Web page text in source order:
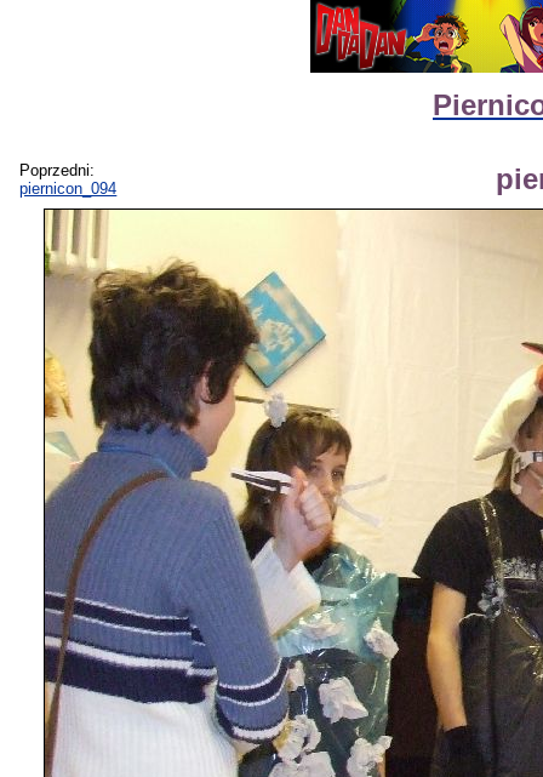
Poprzedni:
piernicon_094